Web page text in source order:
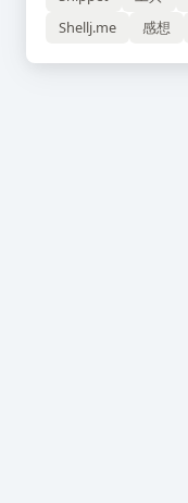
Shellj.me
感想